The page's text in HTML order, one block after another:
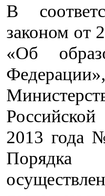
В
законом от
«Об
2013 года